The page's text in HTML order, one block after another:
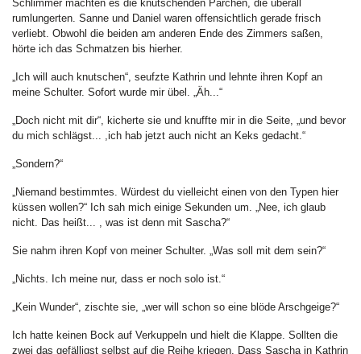
Schlimmer machten es die knutschenden Pärchen, die überall
rumlungerten. Sanne und Daniel waren offensichtlich gerade frisch
verliebt. Obwohl die beiden am anderen Ende des Zimmers saßen,
hörte ich das Schmatzen bis hierher.
„Ich will auch knutschen“, seufzte Kathrin und lehnte ihren Kopf an
meine Schulter. Sofort wurde mir übel. „Äh...“
„Doch nicht mit dir“, kicherte sie und knuffte mir in die Seite, „und bevor
du mich schlägst... ,ich hab jetzt auch nicht an Keks gedacht.“
„Sondern?“
„Niemand bestimmtes. Würdest du vielleicht einen von den Typen hier
küssen wollen?“ Ich sah mich einige Sekunden um. „Nee, ich glaub
nicht. Das heißt... , was ist denn mit Sascha?“
Sie nahm ihren Kopf von meiner Schulter. „Was soll mit dem sein?“
„Nichts. Ich meine nur, dass er noch solo ist.“
„Kein Wunder“, zischte sie, „wer will schon so eine blöde Arschgeige?“
Ich hatte keinen Bock auf Verkuppeln und hielt die Klappe. Sollten die
zwei das gefälligst selbst auf die Reihe kriegen. Dass Sascha in Kathrin